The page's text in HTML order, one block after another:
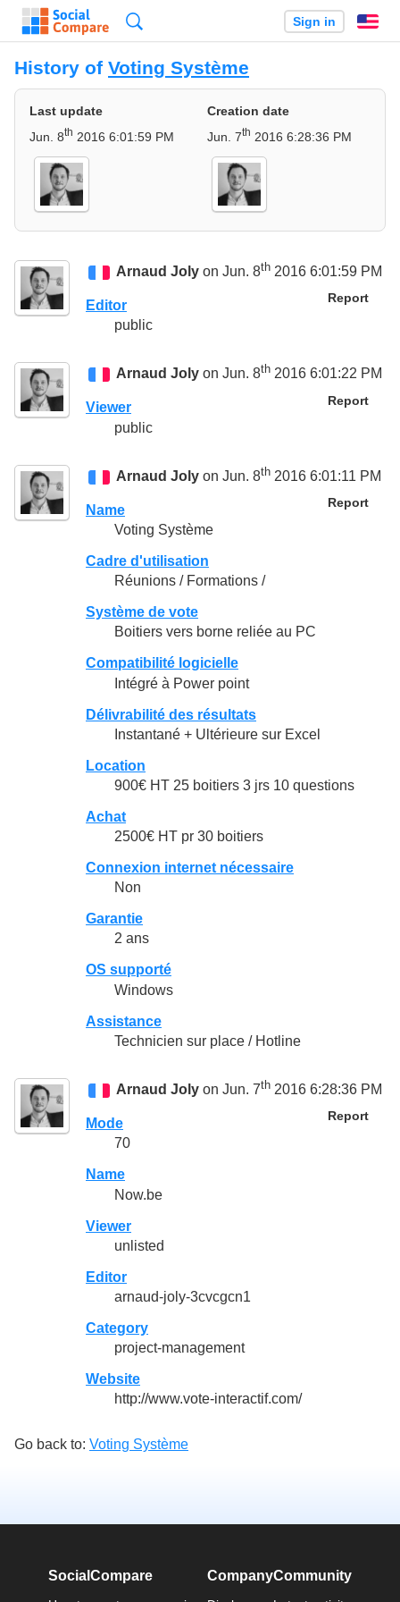
Sign in
History of Voting Système
Last update
Jun. 8th 2016 6:01:59 PM
Creation date
Jun. 7th 2016 6:28:36 PM
Arnaud Joly on Jun. 8th 2016 6:01:59 PM
Report
Editor
public
Arnaud Joly on Jun. 8th 2016 6:01:22 PM
Report
Viewer
public
Arnaud Joly on Jun. 8th 2016 6:01:11 PM
Report
Name
Voting Système
Cadre d'utilisation
Réunions / Formations /
Système de vote
Boitiers vers borne reliée au PC
Compatibilité logicielle
Intégré à Power point
Délivrabilité des résultats
Instantané + Ultérieure sur Excel
Location
900€ HT 25 boitiers 3 jrs 10 questions
Achat
2500€ HT pr 30 boitiers
Connexion internet nécessaire
Non
Garantie
2 ans
OS supporté
Windows
Assistance
Technicien sur place / Hotline
Arnaud Joly on Jun. 7th 2016 6:28:36 PM
Report
Mode
70
Name
Now.be
Viewer
unlisted
Editor
arnaud-joly-3cvcgcn1
Category
project-management
Website
http://www.vote-interactif.com/
Go back to: Voting Système
SocialCompare CompanyCommunity